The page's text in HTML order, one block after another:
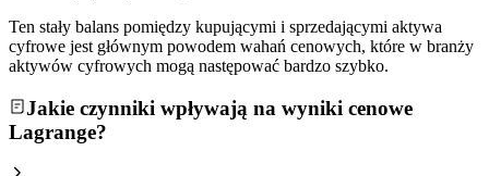
Ten stały balans pomiędzy kupującymi i sprzedającymi aktywa
cyfrowe jest głównym powodem wahań cenowych, które w branży
aktywów cyfrowych mogą następować bardzo szybko.
Jakie czynniki wpływają na wyniki cenowe
Lagrange?